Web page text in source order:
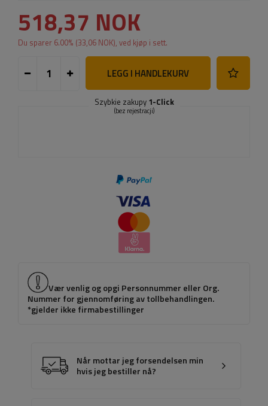
518,37 NOK
Du sparer 6.00% (33,06 NOK), ved kjøp i sett.
LEGG I HANDLEKURV
Szybkie zakupy 1-Click
(bez rejestracji)
Vær venlig og opgi Personnummer eller Org.
Nummer for gjennomføring av tollbehandlingen.
*gjelder ikke firmabestillinger
Når mottar jeg forsendelsen min
hvis jeg bestiller nå?